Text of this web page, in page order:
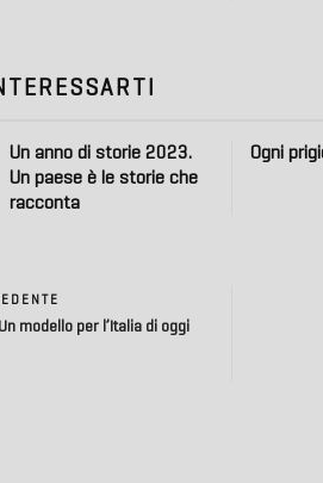
Un anno di storie 2023.
Un paese è le storie che
racconta
Ogni
modello per l’Italia di oggi